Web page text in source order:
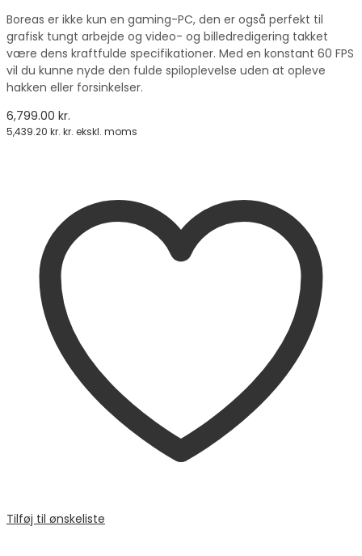
Boreas er ikke kun en gaming-PC, den er også perfekt til
grafisk tungt arbejde og video- og billedredigering takket
være dens kraftfulde specifikationer. Med en konstant 60 FPS
vil du kunne nyde den fulde spiloplevelse uden at opleve
hakken eller forsinkelser.
6,799.00 kr.
5,439.20 kr. kr. ekskl. moms
Tilføj til ønskeliste